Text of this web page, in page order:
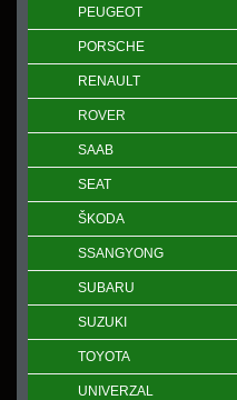
PEUGEOT
PORSCHE
RENAULT
ROVER
SAAB
SEAT
ŠKODA
SSANGYONG
SUBARU
SUZUKI
TOYOTA
UNIVERZAL